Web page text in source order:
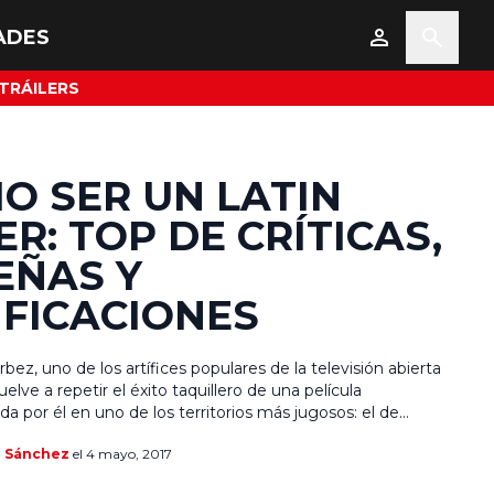
TRÁILERS
SER UN LATIN
TOP DE CRÍTICAS,
Y
uno de los artífices populares de la televisión abierta
a repetir el éxito taquillero de una película
por él en uno de los territorios más jugosos: el de
la simpatía del público estadounidense. Los latinos
Sánchez el 4 mayo, 2017